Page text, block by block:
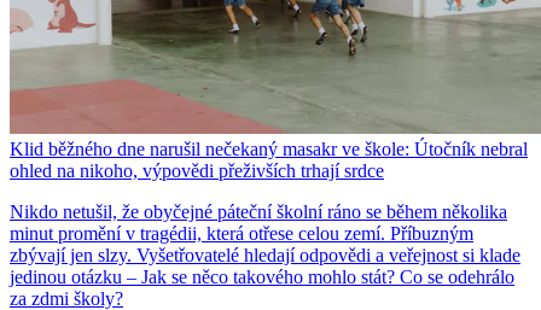
Klid běžného dne narušil nečekaný masakr ve škole: Útočník nebral
ohled na nikoho, výpovědi přeživších trhají srdce
Nikdo netušil, že obyčejné páteční školní ráno se během několika
minut promění v tragédii, která otřese celou zemí. Příbuzným
zbývají jen slzy. Vyšetřovatelé hledají odpovědi a veřejnost si klade
jedinou otázku – Jak se něco takového mohlo stát? Co se odehrálo
za zdmi školy?